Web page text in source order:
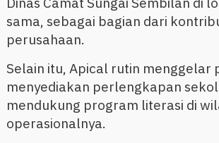
sama, sebagai bagian dari
perusahaan.
Selain itu, Apical rutin menggelar
menyediakan perlengkapan
mendukung program literasi di
operasionalnya.